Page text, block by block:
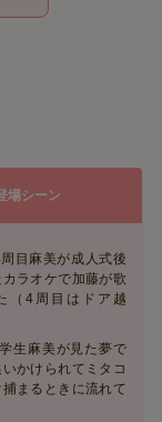
場シーン
目麻美が成人式後
ラオケで加藤が歌
（4周目はドア越
生麻美が見た夢で
かけられてミタコ
まるときに流れて